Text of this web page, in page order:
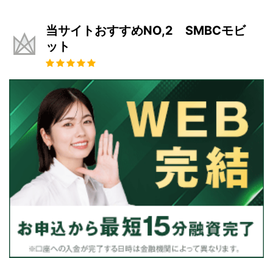
当サイトおすすめNO,2 SMBCモビ
ット